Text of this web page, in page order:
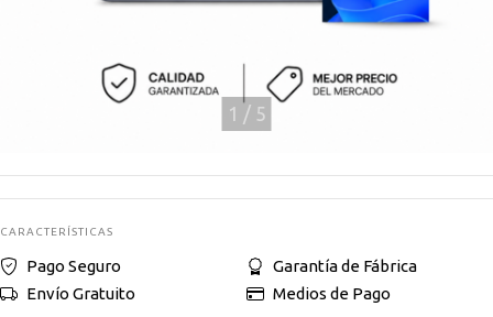
1 / 5
CARACTERÍSTICAS
Pago Seguro
Envío Gratuito
Garantía de Fábrica
Medios de Pago